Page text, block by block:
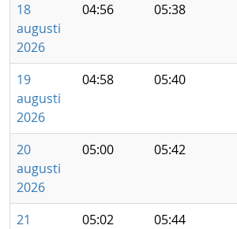
18
augusti
2026
04:56 05:38
19
augusti
2026
04:58 05:40
20
augusti
2026
05:00 05:42
21
05:02 05:44